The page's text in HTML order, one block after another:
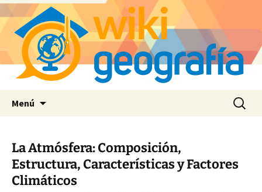
Menú Buscar:
La Atmósfera: Composición,
Estructura, Características y Factores
Climáticos